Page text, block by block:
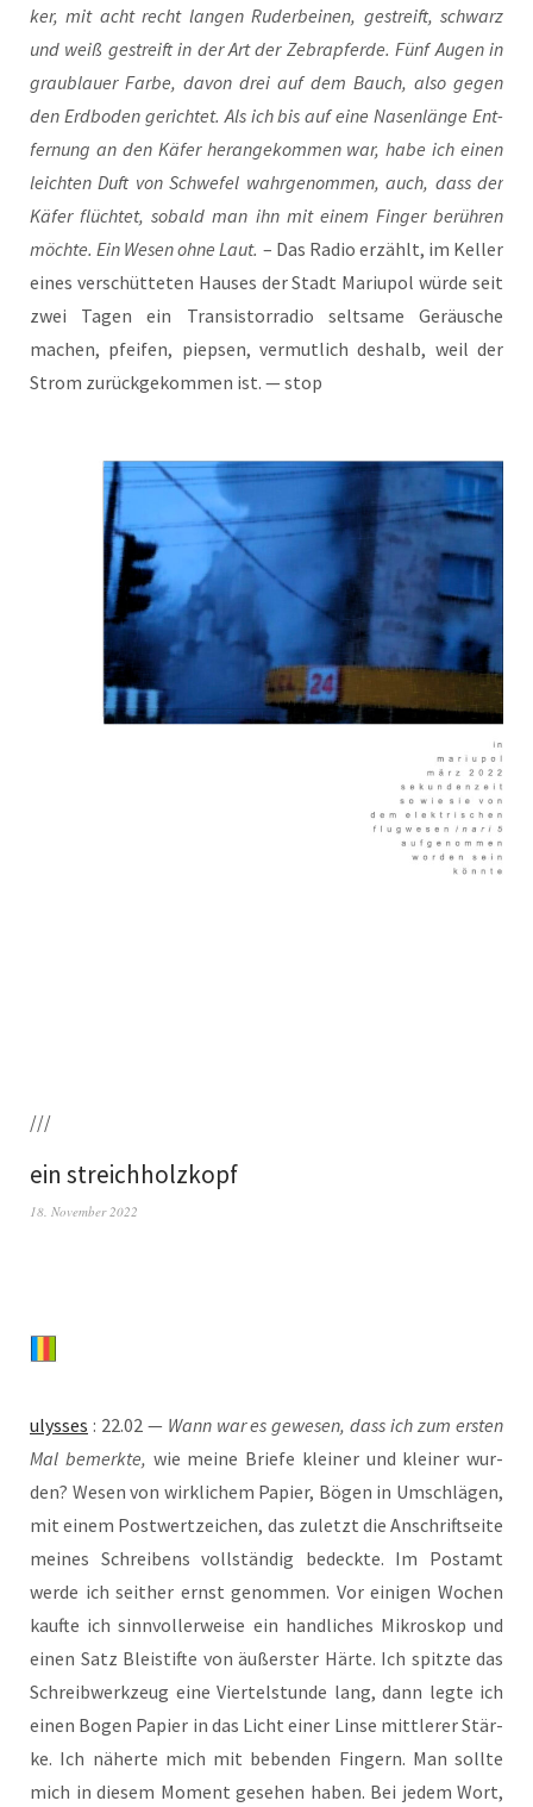
ker, mit acht recht lan­gen Ruder­bei­nen, gestreift, schwarz
und weiß gestreift in der Art der Zebra­pfer­de. Fünf Augen in
grau­blau­er Far­be, davon drei auf dem Bauch, also gegen
den Erd­bo­den gerich­tet. Als ich bis auf eine Nasen­län­ge Ent­
fer­nung an den Käfer her­an­ge­kom­men war, habe ich einen
leich­ten Duft von Schwe­fel wahr­ge­nom­men, auch, dass der
Käfer flüch­tet, sobald man ihn mit einem Fin­ger berüh­ren
möch­te. Ein Wesen ohne Laut. – Das Radio erzählt, im Kel­ler
eines ver­schüt­te­ten Hau­ses der Stadt Mariu­pol wür­de seit
zwei Tagen ein Tran­sis­tor­ra­dio selt­sa­me Geräu­sche
machen, pfei­fen, piep­sen, ver­mut­lich des­halb, weil der
Strom zurück­ge­kom­men ist. — stop
///
ein streichholzkopf
18. November 2022
ulys­ses : 22.02 — Wann war es gewe­sen, dass ich zum ers­ten
Mal bemerk­te, wie mei­ne Brie­fe klei­ner und klei­ner wur­
den? Wesen von wirk­li­chem Papier, Bögen in Umschlä­gen,
mit einem Post­wert­zei­chen, das zuletzt die Anschrift­sei­te
mei­nes Schrei­bens voll­stän­dig bedeck­te. Im Post­amt
wer­de ich seit­her ernst genom­men. Vor eini­gen Wochen
kauf­te ich sinn­vol­ler­wei­se ein hand­li­ches Mikro­skop und
einen Satz Blei­stif­te von äußers­ter Här­te. Ich spitz­te das
Schreib­werk­zeug eine Vier­tel­stun­de lang, dann leg­te ich
einen Bogen Papier in das Licht einer Lin­se mitt­le­rer Stär­
ke. Ich näher­te mich mit beben­den Fin­gern. Man soll­te
mich in die­sem Moment gese­hen haben. Bei jedem Wort,